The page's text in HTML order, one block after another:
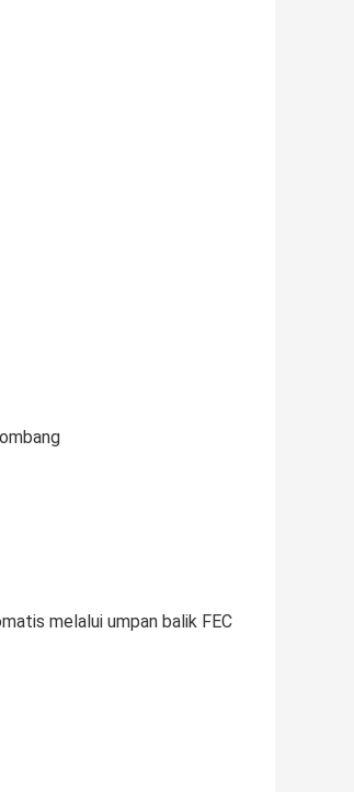
melalui umpan balik FEC